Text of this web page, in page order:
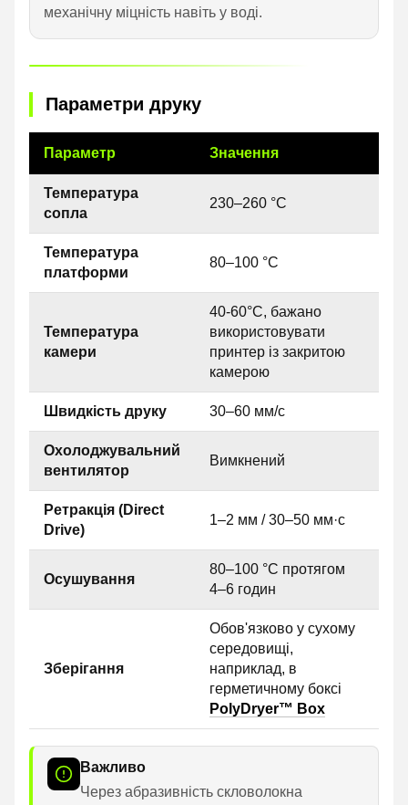
механічну міцність навіть у воді.
Параметри друку
Параметр Значення
Температура
сопла
230–260 °C
Температура
платформи
80–100 °C
Температура
камери
40-60°C, бажано
використовувати
принтер із закритою
камерою
Швидкість друку 30–60 мм/с
Охолоджувальний
вентилятор
Вимкнений
Ретракція (Direct
Drive)
1–2 мм / 30–50 мм·с
Осушування
80–100 °C протягом
4–6 годин
Зберігання
Обов'язково у сухому
середовищі,
наприклад, в
герметичному боксі
PolyDryer™ Box
Важливо
Через абразивність скловолокна